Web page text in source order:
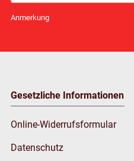
Anmerkung
Gesetzliche Informationen
Online-Widerrufsformular
Datenschutz